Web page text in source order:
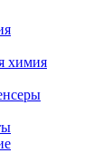
химия